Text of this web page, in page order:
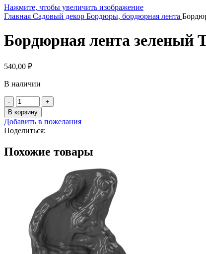
Нажмите, чтобы увеличить изображение
Главная Садовый декор Бордюры, бордюрная лента
Бордюрная лента
540,00 ₽
В наличии
Количество
товара
Бордюрная
лента
зеленый
9м*10см
В корзину
Добавить в пожелания
Поделиться:
Похожие товары